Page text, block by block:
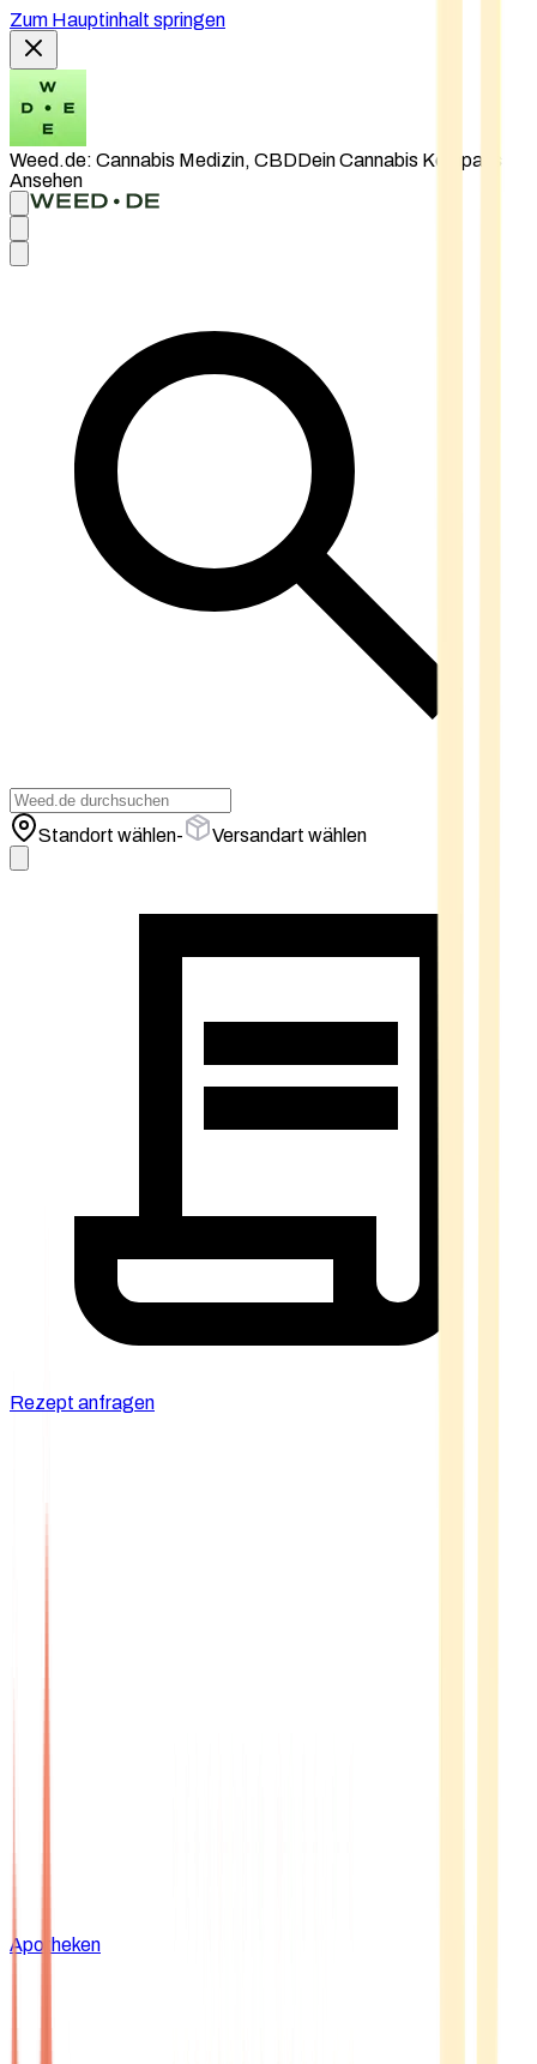
Zum Hauptinhalt springen
Weed.de: Cannabis Medizin, CBDDein Cannabis Kompass
Ansehen
Standort wählen- Versandart wählen
Rezept anfragen
Apotheken